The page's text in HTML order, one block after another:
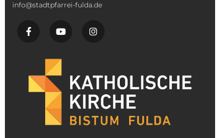
info@stadtpfarrei-fulda.de